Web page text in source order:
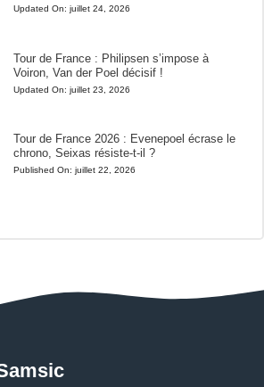
Updated On: juillet 24, 2026
Tour de France : Philipsen s’impose à
Voiron, Van der Poel décisif !
Updated On: juillet 23, 2026
Tour de France 2026 : Evenepoel écrase le
chrono, Seixas résiste-t-il ?
Published On: juillet 22, 2026